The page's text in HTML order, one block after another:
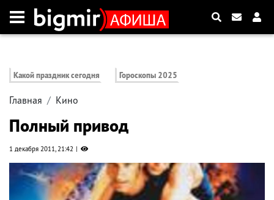
Какой праздник сегодня Гороскопы 2025
Главная Кино
Полный привод
1 декабря 2011, 21:42